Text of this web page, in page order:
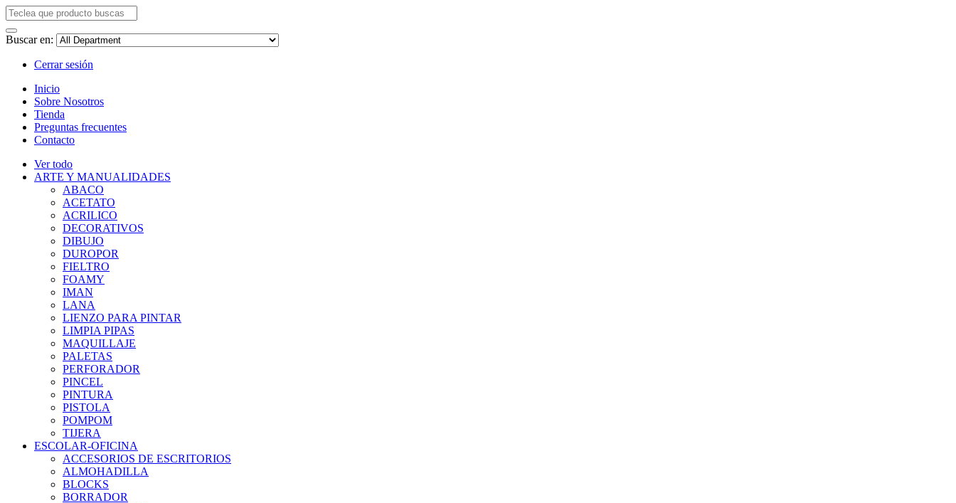
Buscar en:
Cerrar sesión
Inicio
Sobre Nosotros
Tienda
Preguntas frecuentes
Contacto
Ver todo
ARTE Y MANUALIDADES
ABACO
ACETATO
ACRILICO
DECORATIVOS
DIBUJO
DUROPOR
FIELTRO
FOAMY
IMAN
LANA
LIENZO PARA PINTAR
LIMPIA PIPAS
MAQUILLAJE
PALETAS
PERFORADOR
PINCEL
PINTURA
PISTOLA
POMPOM
TIJERA
ESCOLAR-OFICINA
ACCESORIOS DE ESCRITORIOS
ALMOHADILLA
BLOCKS
BORRADOR